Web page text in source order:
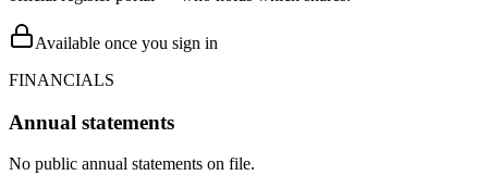
Available once you sign in
FINANCIALS
Annual statements
No public annual statements on file.